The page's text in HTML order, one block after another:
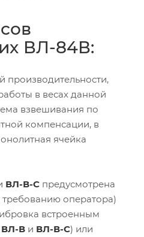
ВЛ-84В:
производительности,
в весах данной
взвешивания по
компенсации, в
ячейка
ВЛ-В-С предусмотрена
требованию оператора)
встроенным
ВЛ-В и ВЛ-В-С) или